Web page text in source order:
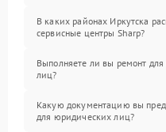
В каких районах Иркутска
сервисные центры Sharp?
Выполняете ли вы ремонт
лиц?
Какую документацию вы
для юридических лиц?